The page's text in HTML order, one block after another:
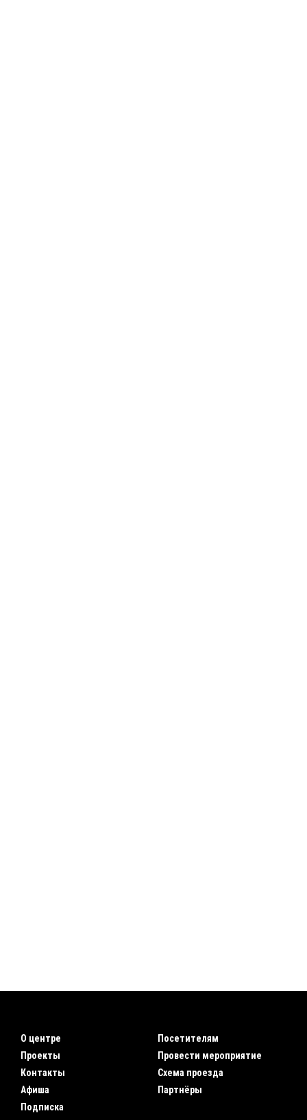
О центре
Проекты
Контакты
Афиша
Подписка
Посетителям
Провести мероприятие
Схема проезда
Партнёры